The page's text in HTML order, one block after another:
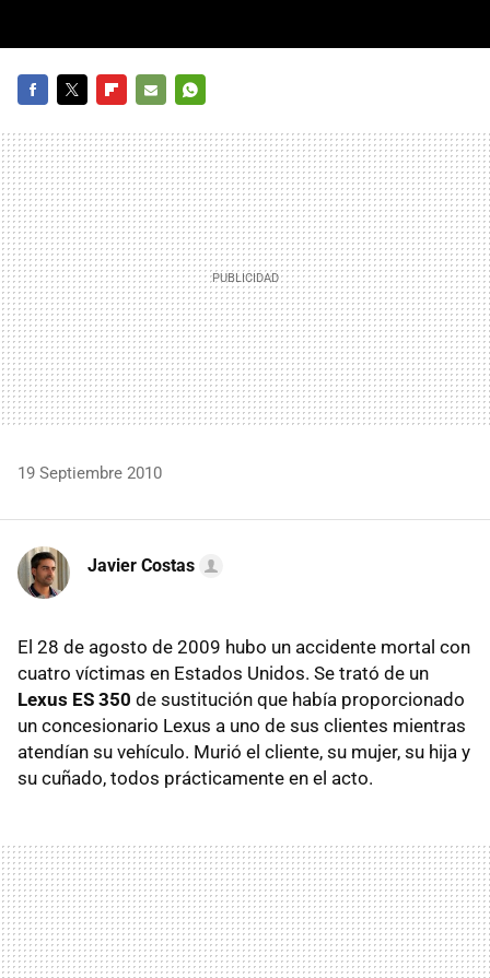
MAIL
19 Septiembre 2010
Javier Costas
El 28 de agosto de 2009 hubo un accidente mortal con
cuatro víctimas en Estados Unidos. Se trató de un
Lexus ES 350 de sustitución que había proporcionado
un concesionario Lexus a uno de sus clientes mientras
atendían su vehículo. Murió el cliente, su mujer, su hija y
su cuñado, todos prácticamente en el acto.